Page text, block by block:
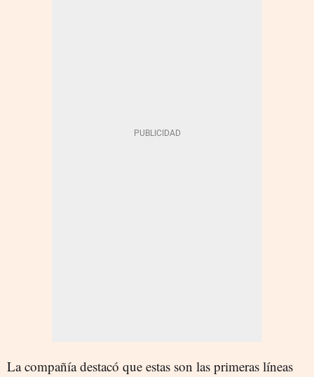
La compañía destacó que estas son las primeras líneas